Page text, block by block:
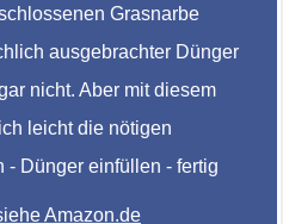
Grasnarbe
ausgebrachter Dünger
nicht. Aber mit diesem
leicht die nötigen
- Dünger einfüllen - fertig
Amazon.de